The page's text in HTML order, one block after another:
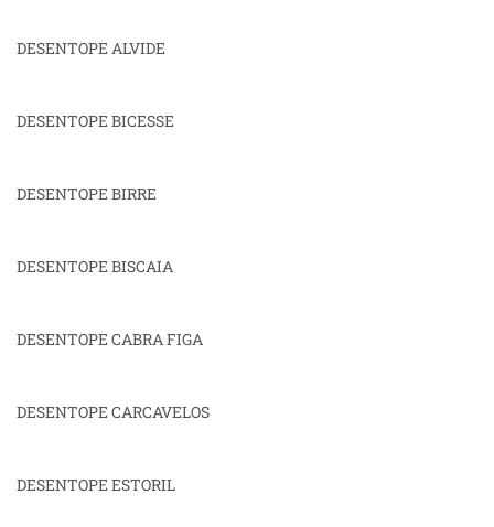
DESENTOPE ALVIDE
DESENTOPE BICESSE
DESENTOPE BIRRE
DESENTOPE BISCAIA
DESENTOPE CABRA FIGA
DESENTOPE CARCAVELOS
DESENTOPE ESTORIL